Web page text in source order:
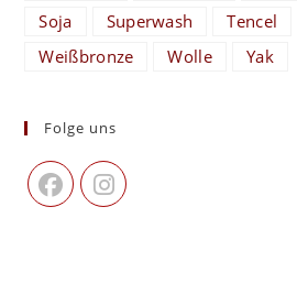
Soja
Superwash Tencel
Weißbronze
Wolle Yak
Folge uns